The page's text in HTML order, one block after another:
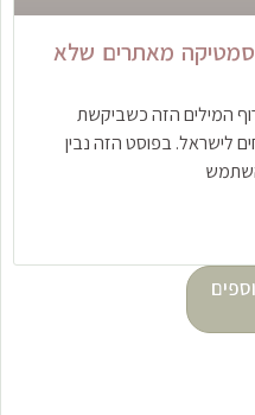
מאתרים שלא
המילים הזה כשביקשת
לישראל. בפוסט הזה נבין